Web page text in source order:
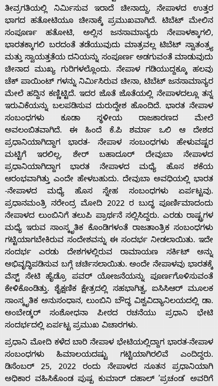
ತೀವ್ರಗತಿಯಲ್ಲಿ ನಿರ್ಮಿಸುವ ಇರಾದೆ ಚೀನಾದ್ದು, ನೇಪಾಳದ ಉತ್ತರ
ಭಾಗದ ಹತೋಟಿಯೂ ಚೀನಾಕ್ಕೆ ಪ್ರಮುಖವಾಗಿದೆ. ಟಿಬೆಟ್‌ ಮೇಲಿನ
ಸಂಪೂರ್ಣ ಹತೋಟಿ, ಅಲ್ಲಿನ ಜನಸಾಮಾನ್ಯರು ನೇಪಾಳಕ್ಕಾಗಲಿ,
ಭಾರತಕ್ಕಾಗಲಿ ಬರದಂತೆ ತಡೆಯುವುದು ಮಾತ್ರವಲ್ಲ ಟಿಬೆಟ್‌ ಸ್ವಾತಂತ್ರ್ಯ
ಮತ್ತು ಸ್ವಾಯತ್ತತೆಯ ದನಿಯನ್ನು ಸಂಪೂರ್ಣ ಅಡಗುವಂತೆ ಮಾಡುವುದು
ಚೀನಾದ ಮುಖ್ಯ ಗುರಿಗಳಲ್ಲೊಂದು. ನೇಪಾಳ ಗಡಿಯುದ್ದಕ್ಕೂ ಹಲವು
ಚೆಕ್‌ ಪಾಯಿಂಟ್‌ ಗಳನ್ನು ನಿರ್ಮಿಸಿರುವ ಚೀನಾ, ಟಿಬೆಟ್‌ ಜನಸಾಮಾನ್ಯರ
ಮೇಲೆ ಹದ್ದಿನ ಕಣ್ಣಿಟ್ಟಿದೆ. ಇದರ ಜೊತೆ ಜೊತೆಯಲ್ಲಿ ನೇಪಾಳದಲ್ಲೂ ತನ್ನ
ಇರುವಿಕೆಯನ್ನು ಬಲಪಡಿಸುವ ದುರುದ್ದೇಶ ಹೊಂದಿದೆ. ಭಾರತ ನೇಪಾಳ
ಸಂಬಂಧಗಳು ಕೂಡಾ ಸ್ಥಳೀಯ ರಾಜಕಾರಣದ ಮೇಲೆ
ಅವಲಂಬಿತವಾಗಿದೆ. ಈ ಹಿಂದೆ ಕೆ.ಪಿ ಶರ್ಮಾ ಒಲಿ ಆ ದೇಶದ
ಪ್ರಧಾನಿಯಾಗಿದ್ದಾಗ ಭಾರತ- ನೇಪಾಳ ಸಂಬಂಧಗಳು ಹೇಳುವಷ್ಟರ
ಮಟ್ಟಿಗೆ ಇರಲಿಲ್ಲ, ಶೇರ್‌ ಬಹಾದೂರ್‌ ದೇವುಬಾ ನೇಪಾಳದ
ಪ್ರಧಾನಿಯಾಗಿದ್ದಾಗ ಭಾರತ ನೇಪಾಳದ ಮಧ್ಯೆ ಹೊಸ ಶಕೆಯ
ಆರಂಭವಾಗಿತ್ತು ಎಂದೇ ಹೇಳಬಹುದು. ದೇವುಬಾ ಅವಧಿಯಲ್ಲಿ ಭಾರತ
-ನೇಪಾಳದ ಮಧ್ಯೆ ಹೊಸ ಸ್ನೇಹ ಸಂಬಂಧಗಳು ಏರ್ಪಟ್ಟವು.
ಪ್ರಧಾನಮಂತ್ರಿ ನರೇಂದ್ರ ಮೋದಿ 2022 ರ ಬುದ್ಧ ಪೂರ್ಣಿಮಾದಂದು
ನೇಪಾಳದ ಲುಂಬಿನಿಗೆ ತಲುಪಿ ಪ್ರಾರ್ಥನೆ ಸಲ್ಲಿಸಿದ್ದರು. ಎರಡು ರಾಷ್ಟ್ರಗಳ
ಮಧ್ಯೆ ಇರುವ ಸಾಂಸ್ಕೃತಿಕ ಕೊಂಡಿಗಳಂತೆ ರಾಜತಾಂತ್ರಿಕ ಸಂಬಂಧಗಳು
ಗಟ್ಟಿಯಾಗಬೇಕಿರುವ ಸಂದೇಶವನ್ನು ಈ ಸಂದರ್ಭ ನೀಡಲಾಯಿತು. ಇದೇ
ಸಂದರ್ಭ ಎರಡು ದೇಶಗಳಲ್ಲಿರುವ ರಾಮಾಯಣ ಸರ್ಕಿಟ್‌ ಅನ್ನು
ಅಭಿವೃದ್ಧಿಪಡಿಸುವ ಬಗ್ಗೆ ಚರ್ಚಿಸಲಾಯಿತು. ಅಂದೇ ನೇಪಾಳವು ಭಾರತಕ್ಕೆ
ವೆಸ್ಟ್‌ ಸೇಟಿ ಹೈಡ್ರೊ ಪವರ್‌ ಯೋಜನೆಯನ್ನು ಪೂರ್ಣಗೊಳಿಸುವಂತೆ
ಕೇಳಿಕೊಂಡಿತ್ತು. ಶೈಕ್ಷಣಿಕ ಕ್ಷೇತ್ರದಲ್ಲಿ ಸಹಭಾಗಿತ್ವ, ಐಸಿಸಿಆರ್‌ ಮೂಲಕ
ಸಾಂಸ್ಕೃತಿಕ ಅನುಸಂಧಾನ, ಲುಂಬಿನಿ ಬೌದ್ಧ ವಿಶ್ವವಿದ್ಯಾನಿಲಯದಲ್ಲಿ ಡಾ.
ಅಂಬೇಡ್ಕರ್‌ ಸಂಶೋಧನಾ ಪೀಠದ ರಚನೆಯು ಪ್ರಧಾನಿ ಭೇಟಿ
ಸಂದರ್ಭದಲ್ಲಿ ಏರ್ಪಟ್ಟ ಪ್ರಮುಖ ವಿಚಾರಗಳು.
ಪ್ರಧಾನಿ ಮೋದಿ ಕಳೆದ ಬಾರಿ ನೇಪಾಳ ಭೇಟಿಯಲ್ಲಿದ್ದಾಗ ಭಾರತ-ನೇಪಾಳ
ಸಂಬಂಧಗಳು ಹಿಮಾಲಯದಷ್ಟು ಗಟ್ಟಿಯಾಗಿರಲಿವೆ ಎಂದಿದ್ದರು.
ಡಿಸೆಂಬರ್ 25, 2022 ರಂದು ನೇಪಾಳದ ನೂತನ ಪ್ರಧಾನಿಯಾಗಿ
ಅಧಿಕಾರ ವಹಿಸಿಕೊಂಡ ಪುಷ್ಪ ಕುಮಾರ್ ದಹಾಲ್ ʼಪ್ರಚಂಡʼ ಅವರಿಗೆ